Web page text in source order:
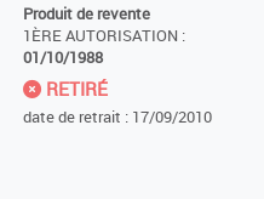
Produit de revente
1ÈRE AUTORISATION :
01/10/1988
RETIRÉ
date de retrait : 17/09/2010